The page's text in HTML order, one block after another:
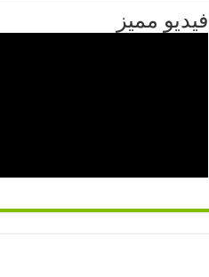
فيديو مميز